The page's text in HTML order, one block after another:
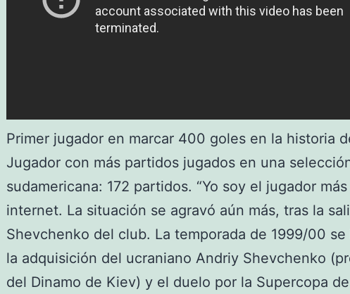
Primer jugador en marcar 400 goles en la historia
Jugador con más partidos jugados en una
sudamericana: 172 partidos. “Yo soy el jugador
internet. La situación se agravó aún más, tras la
Shevchenko del club. La temporada de 1999/00
la adquisición del ucraniano Andriy Shevchenko
del Dinamo de Kiev) y el duelo por la Supercopa